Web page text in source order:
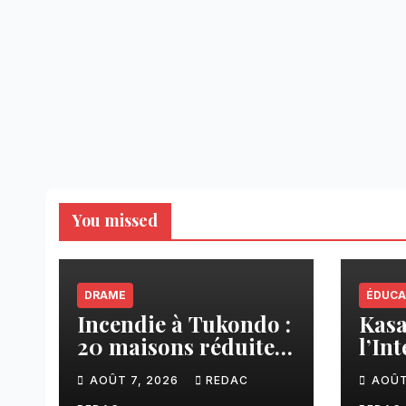
You missed
DRAME
Incendie à Tukondo :
20 maisons réduites
en cendres, plusieurs
familles sans abri
AOÛT 7, 2026 REDAC une